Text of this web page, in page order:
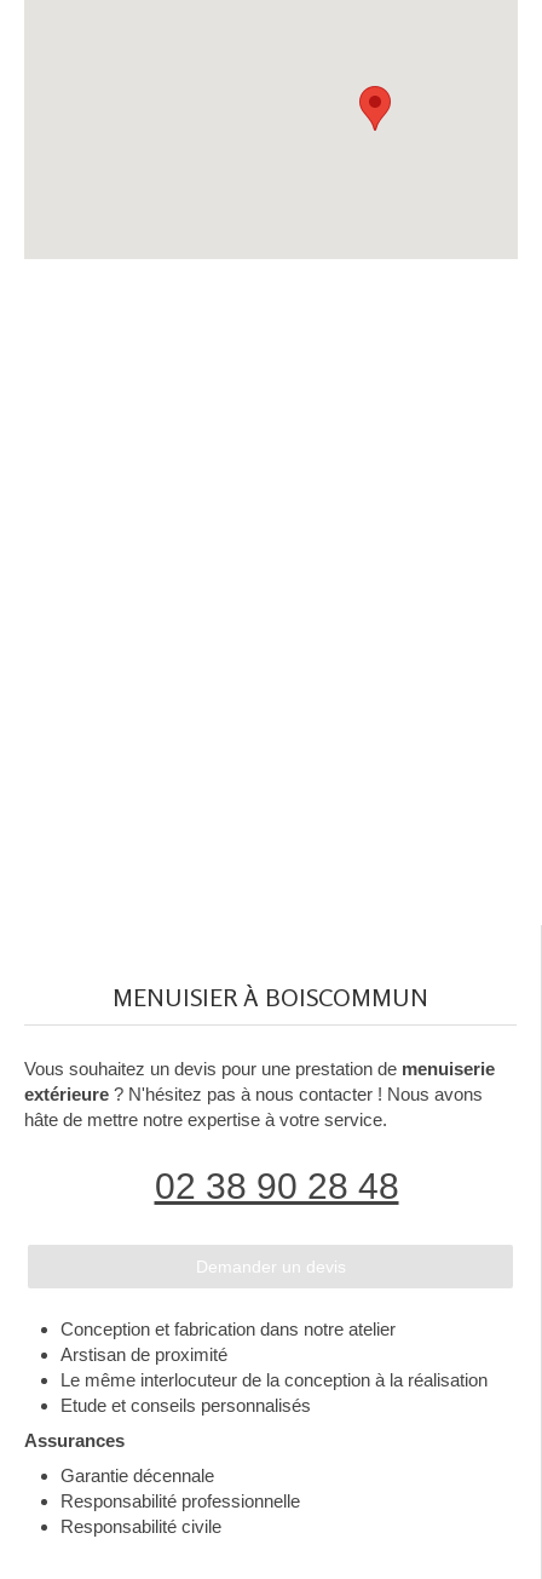
MENUISIER À BOISCOMMUN
Vous souhaitez un devis pour une prestation de menuiserie
extérieure ? N'hésitez pas à nous contacter ! Nous avons
hâte de mettre notre expertise à votre service.
02 38 90 28 48
Demander un devis
Conception et fabrication dans notre atelier
Arstisan de proximité
Le même interlocuteur de la conception à la réalisation
Etude et conseils personnalisés
Assurances
Garantie décennale
Responsabilité professionnelle
Responsabilité civile